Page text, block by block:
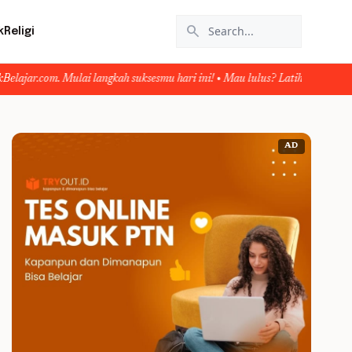
Religi search
langkah suksesmu hari ini! • Mau lulus? Latih dirimu dengan ribuan soal
AD